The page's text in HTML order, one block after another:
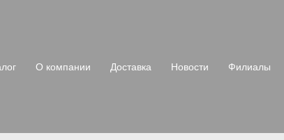
О компании Доставка Новости Филиалы